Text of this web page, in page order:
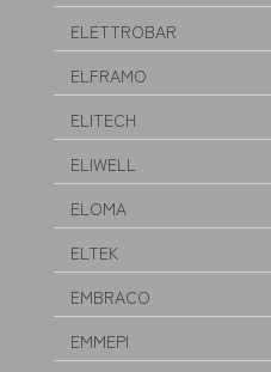
ELETTROBAR
ELFRAMO
ELITECH
ELIWELL
ELOMA
ELTEK
EMBRACO
EMMEPI